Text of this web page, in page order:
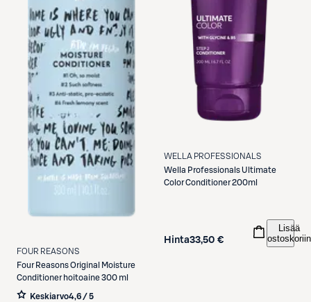
FOUR REASONS
Four ReasonsOriginal Moisture
Conditioner hoitoaine 300 ml
Keskiarvo4,6 / 5
WELLA PROFESSIONALS
Wella ProfessionalsUltimate
Color Conditioner 200ml
Hinta33,50 €
Lisää
ostoskoriin